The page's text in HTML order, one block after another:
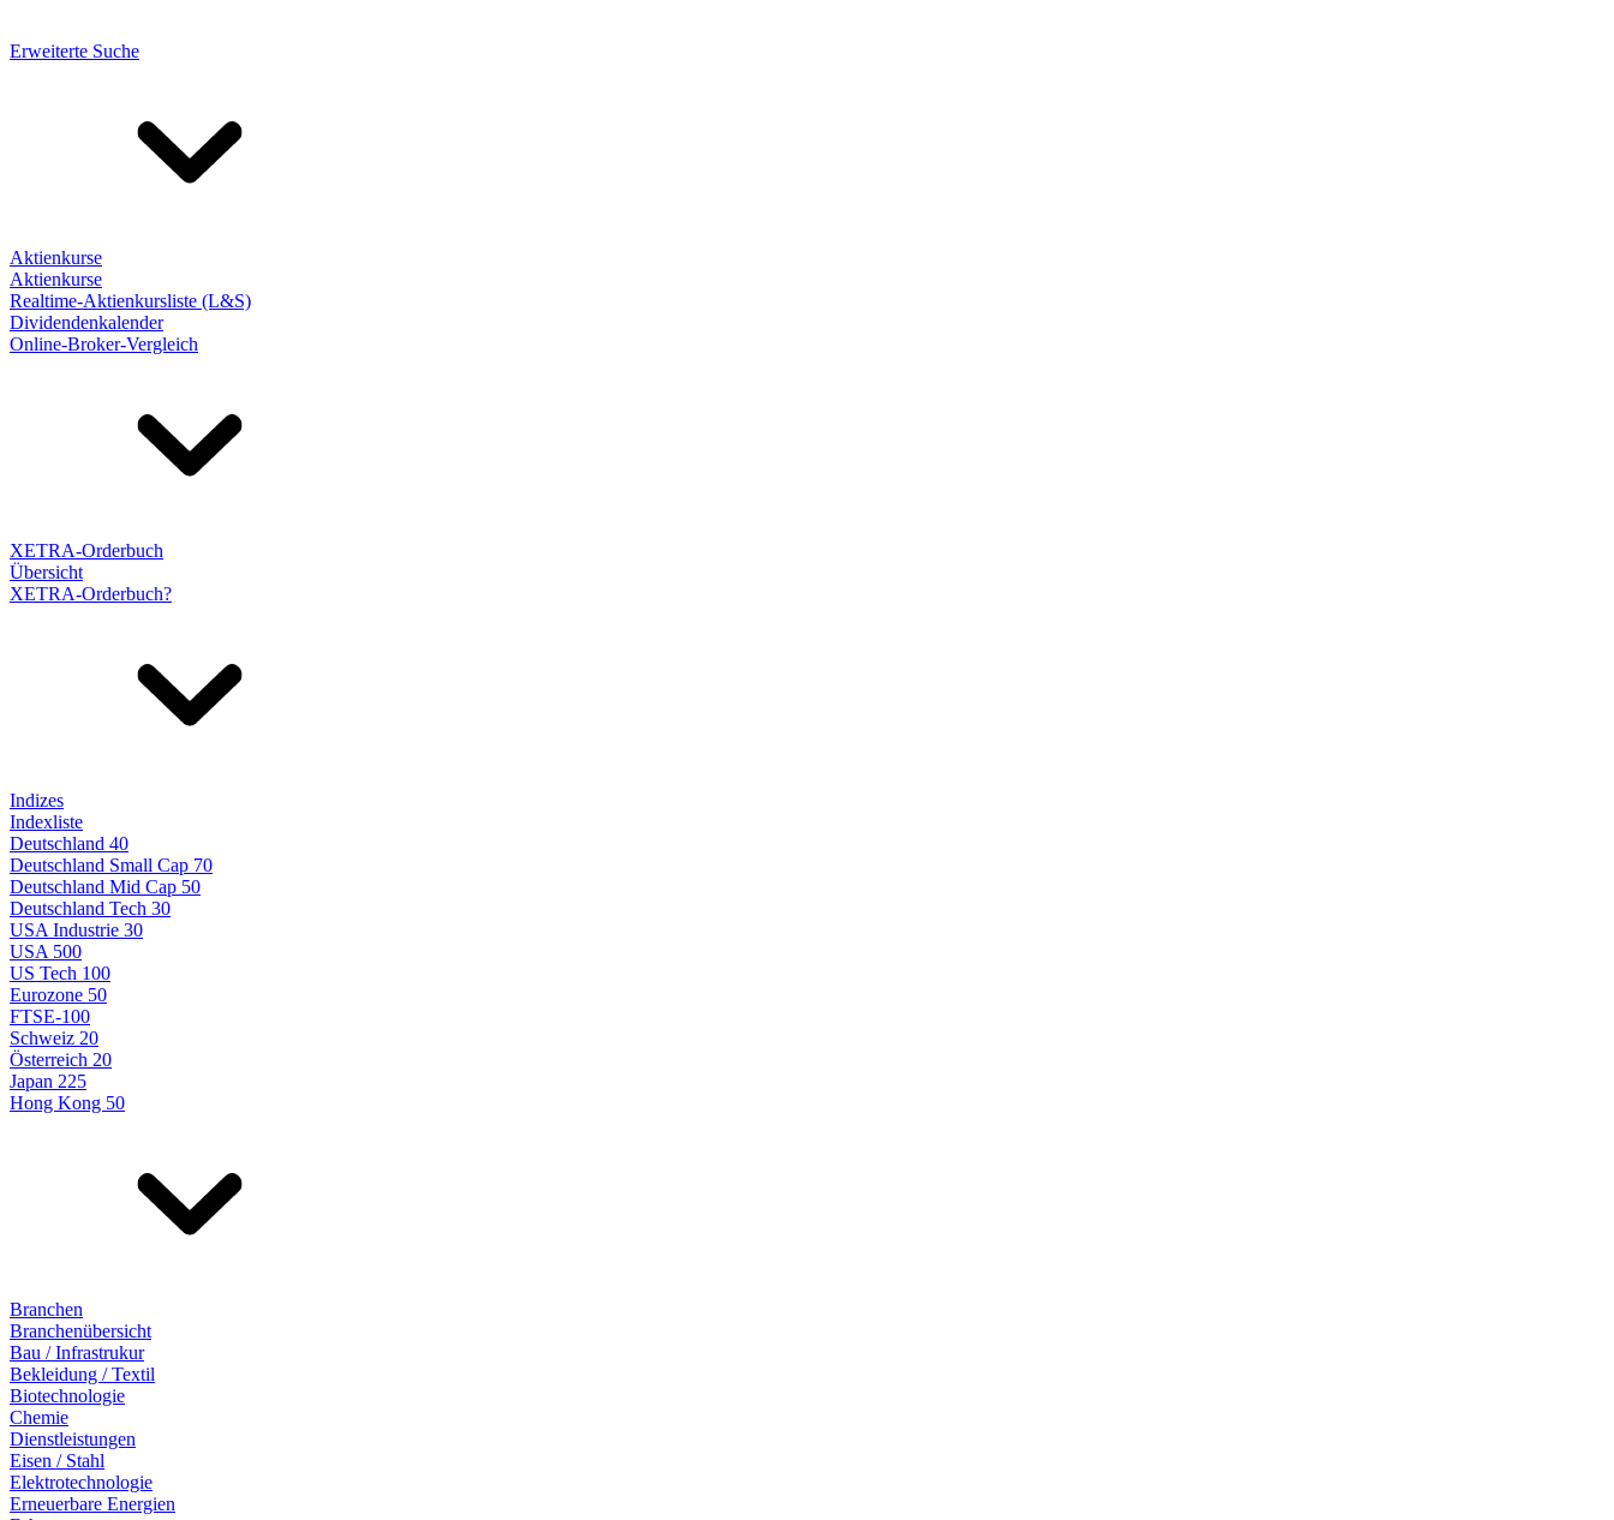
Erweiterte Suche
Aktienkurse
Aktienkurse
Realtime-Aktienkursliste (L&S)
Dividendenkalender
Online-Broker-Vergleich
XETRA-Orderbuch
Übersicht
XETRA-Orderbuch?
Indizes
Indexliste
Deutschland 40
Deutschland Small Cap 70
Deutschland Mid Cap 50
Deutschland Tech 30
USA Industrie 30
USA 500
US Tech 100
Eurozone 50
FTSE-100
Schweiz 20
Österreich 20
Japan 225
Hong Kong 50
Branchen
Branchenübersicht
Bau / Infrastrukur
Bekleidung / Textil
Biotechnologie
Chemie
Dienstleistungen
Eisen / Stahl
Elektrotechnologie
Erneuerbare Energien